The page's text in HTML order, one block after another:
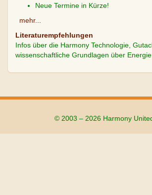
Neue Termine in Kürze!
mehr...
Literaturempfehlungen
Infos über die Harmony Technologie,
wissenschaftliche Grundlagen über Energie
© 2003 – 2026 Harmony